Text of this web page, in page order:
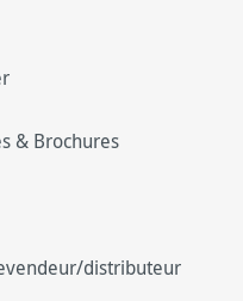
& Brochures
distributeur